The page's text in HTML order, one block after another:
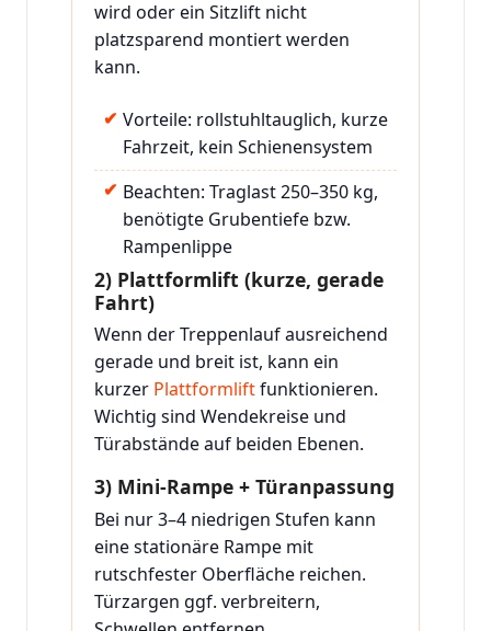
wird oder ein Sitzlift nicht
platzsparend montiert werden
kann.
Vorteile: rollstuhltauglich, kurze
Fahrzeit, kein Schienensystem
Beachten: Traglast 250–350 kg,
benötigte Grubentiefe bzw.
Rampenlippe
2) Plattformlift (kurze, gerade
Fahrt)
Wenn der Treppenlauf ausreichend
gerade und breit ist, kann ein
kurzer Plattformliftfunktionieren.
Wichtig sind Wendekreise und
Türabstände auf beiden Ebenen.
3) Mini-Rampe + Türanpassung
Bei nur 3–4 niedrigen Stufen kann
eine stationäre Rampe mit
rutschfester Oberfläche reichen.
Türzargen ggf. verbreitern,